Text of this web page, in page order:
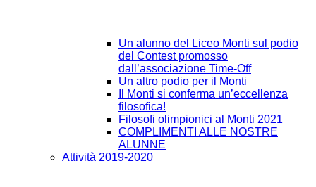
Un alunno del Liceo Monti sul podio
del Contest promosso
dall’associazione Time-Off
Un altro podio per il Monti
Il Monti si conferma un’eccellenza
filosofica!
Filosofi olimpionici al Monti 2021
COMPLIMENTI ALLE NOSTRE
ALUNNE
Attività 2019-2020